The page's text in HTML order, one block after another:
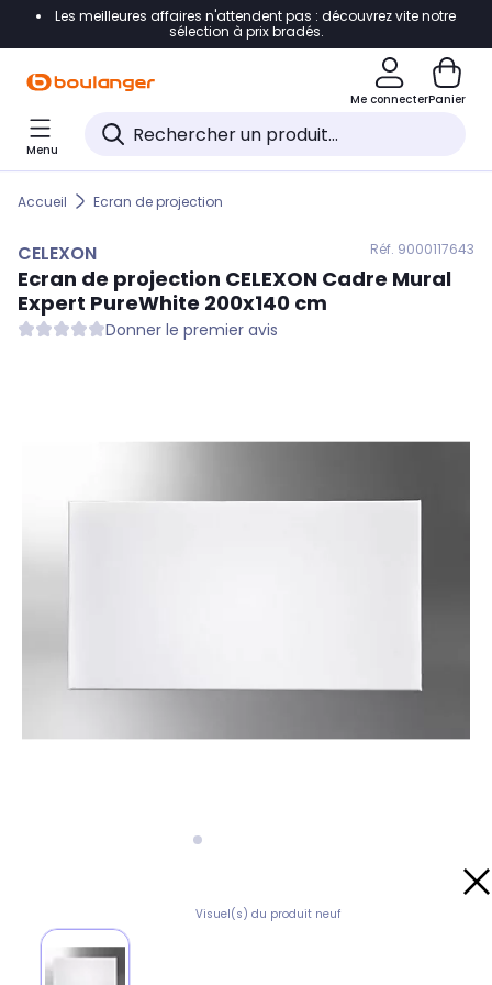
Accéder directement à la navigation
Accéder directement au pied de page
Accéder directement au chatbot
Les meilleures affaires n'attendent pas : découvrez vite notre
sélection à prix bradés.
Me connecterPanier
Menu
Accueil Ecran de projection
CELEXON Réf. 9000117643
Ecran de projection CELEXON Cadre Mural
Expert PureWhite 200x140 cm
Donner le premier avis
Visuel(s) du produit neuf